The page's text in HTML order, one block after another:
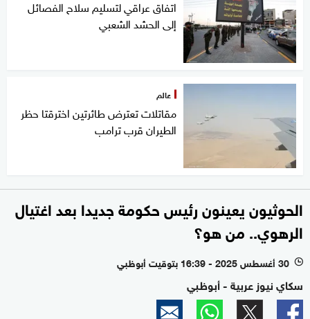
اتفاق عراقي لتسليم سلاح الفصائل
إلى الحشد الشعبي
عالم
مقاتلات تعترض طائرتين اخترقتا حظر
الطيران قرب ترامب
الحوثيون يعينون رئيس حكومة جديدا بعد اغتيال
الرهوي.. من هو؟
l 30 أغسطس 2025 - 16:39 بتوقيت أبوظبي
سكاي نيوز عربية - أبوظبي